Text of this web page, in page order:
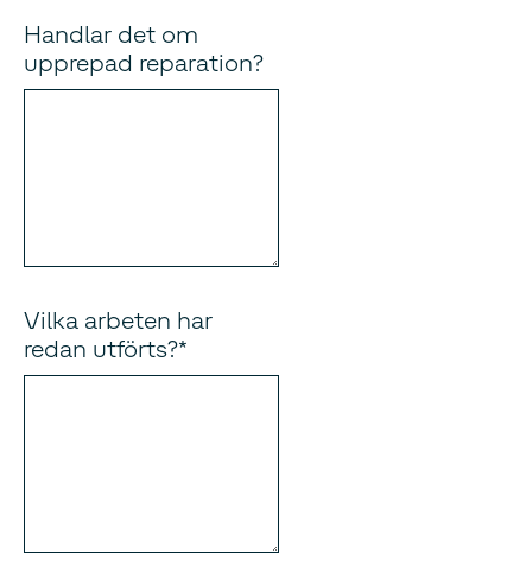
Handlar det om
upprepad reparation?
Vilka arbeten har
redan utförts?